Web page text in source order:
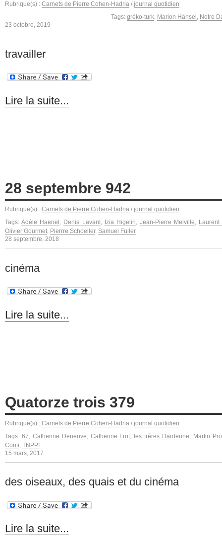
Rubrique(s) : Carnets de Pierre Cohen-Hadria / journal quotidien
Tags: gréko-turk, Marion Hänsel , Notre
23 octobre, 2019
travailler
Lire la suite...
28 septembre 942
Rubrique(s) : Carnets de Pierre Cohen-Hadria / journal quotidien
Tags:Adèle Haenel , Denis Lavant, Izia Higelin,Jean-Pierre Melville, Laurent
Olivier Gourmet, Pierrre Schoeller, Samuel Fuller
28 septembre, 2018
cinéma
Lire la suite...
Quatorze trois 379
Rubrique(s) : Carnets de Pierre Cohen-Hadria / journal quotidien
Tags: 67, Catherine Deneuve, Catherine Frot, les frères Dardenne, Martin
Conti, TNPPI
15 mars, 2017
des oiseaux, des quais et du cinéma
Lire la suite...